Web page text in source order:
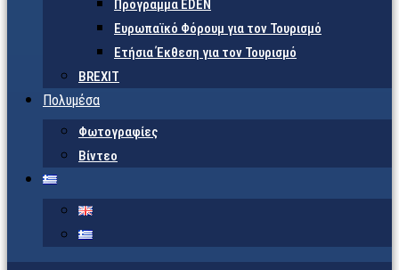
Πρόγραμμα EDEN
Ευρωπαϊκό Φόρουμ για τον Τουρισμό
Ετήσια Έκθεση για τον Τουρισμό
BREXIT
Πολυμέσα
Φωτογραφίες
Βίντεο